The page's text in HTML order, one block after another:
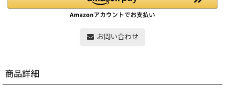
お問い合わせ
商品詳細